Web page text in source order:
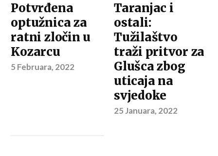
Potvrđena
optužnica za
ratni zločin u
Kozarcu
5 Februara, 2022
Taranjac i
ostali:
Tužilaštvo
traži pritvor za
Glušca zbog
uticaja na
svjedoke
25 Januara, 2022